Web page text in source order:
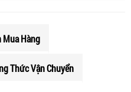
Mua Hàng
Thức Vận Chuyển